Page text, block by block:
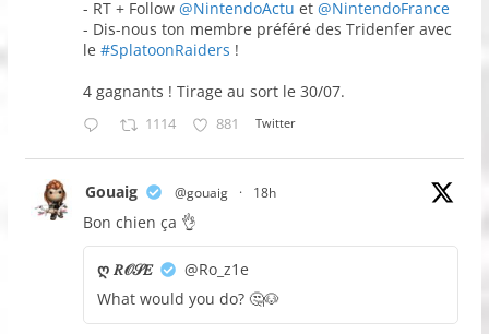
- RT + Follow @NintendoActu et @NintendoFrance
- Dis-nous ton membre préféré des Tridenfer avec
le #SplatoonRaiders !
4 gagnants ! Tirage au sort le 30/07.
1114 881 Twitter
Gouaig @gouaig · 18h
Bon chien ça 👌
ღ 𝑅𝒪𝒮𝐸
@Ro_z1e
What would you do? 🤔🐶